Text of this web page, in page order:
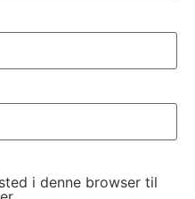
i denne browser til